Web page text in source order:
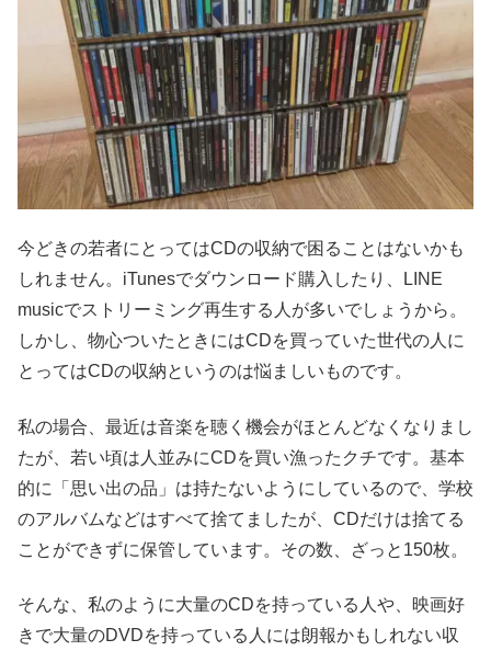
今どきの若者にとってはCDの収納で困ることはないかも
しれません。iTunesでダウンロード購入したり、LINE
musicでストリーミング再生する人が多いでしょうから。
しかし、物心ついたときにはCDを買っていた世代の人に
とってはCDの収納というのは悩ましいものです。
私の場合、最近は音楽を聴く機会がほとんどなくなりまし
たが、若い頃は人並みにCDを買い漁ったクチです。基本
的に「思い出の品」は持たないようにしているので、学校
のアルバムなどはすべて捨てましたが、CDだけは捨てる
ことができずに保管しています。その数、ざっと150枚。
そんな、私のように大量のCDを持っている人や、映画好
きで大量のDVDを持っている人には朗報かもしれない収